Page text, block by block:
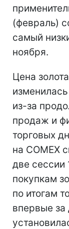
(февраль)
самый
ноября.
Цена
из-за
продаж и
торговых
на COMEX
две сессии
покупкам
по итогам
впервые за